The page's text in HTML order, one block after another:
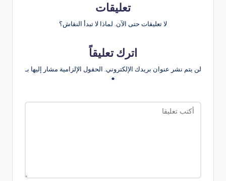
تعليقات
لا تعليقات حتى الآن. لماذا لا تبدأ النقاش؟
اترك تعليقاً
لن يتم نشر عنوان بريدك الإلكتروني. الحقول الإلزامية مشار إليها بـ
*